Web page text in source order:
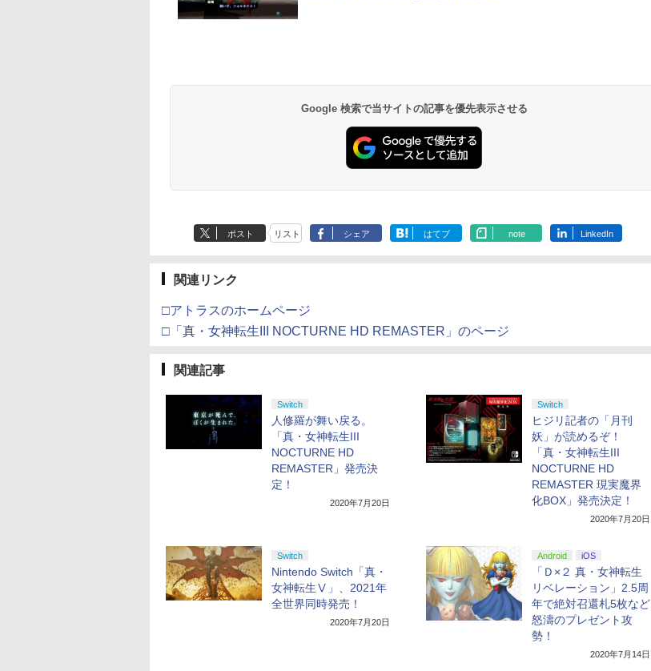
Google 検索で当サイトの記事を優先表示させる
ポスト リスト シェア はてブ note LinkedIn
関連リンク
□アトラスのホームページ
□「真・女神転生III NOCTURNE HD REMASTER」のページ
関連記事
Switch
人修羅が舞い戻る。
「真・女神転生III
NOCTURNE HD
REMASTER」発売決
定！
2020年7月20日
Switch
ヒジリ記者の「月刊
妖」が読めるぞ！
「真・女神転生III
NOCTURNE HD
REMASTER 現実魔界
化BOX」発売決定！
2020年7月20日
Switch
Nintendo Switch「真・
女神転生Ⅴ」、2021年
全世界同時発売！
2020年7月20日
Android iOS
「Ｄ×２ 真・女神転生
リベレーション」2.5周
年で絶対召還札5枚など
怒濤のプレゼント攻
勢！
2020年7月14日